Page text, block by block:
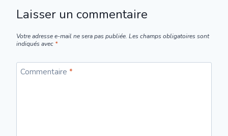
Laisser un commentaire
Votre adresse e-mail ne sera pas publiée. Les champs obligatoires sont
indiqués avec *
Commentaire *